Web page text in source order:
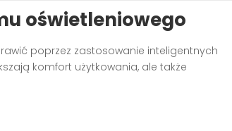
oświetleniowego
poprzez zastosowanie inteligentnych
komfort użytkowania, ale także